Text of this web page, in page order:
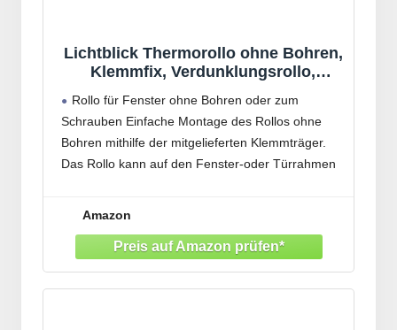
Lichtblick Thermorollo ohne Bohren,
Klemmfix, Verdunklungsrollo,
Wandmontage, Deckenmontage,
Rollo für Fenster und Türen 60 cm x
150 cm (B x L), Anthrazit
Rollo für Fenster ohne Bohren oder zum
Schrauben Einfache Montage des Rollos ohne
Bohren mithilfe der mitgelieferten Klemmträger.
Das Rollo kann auf den Fenster-oder Türrahmen
Hinweis -
Amazon